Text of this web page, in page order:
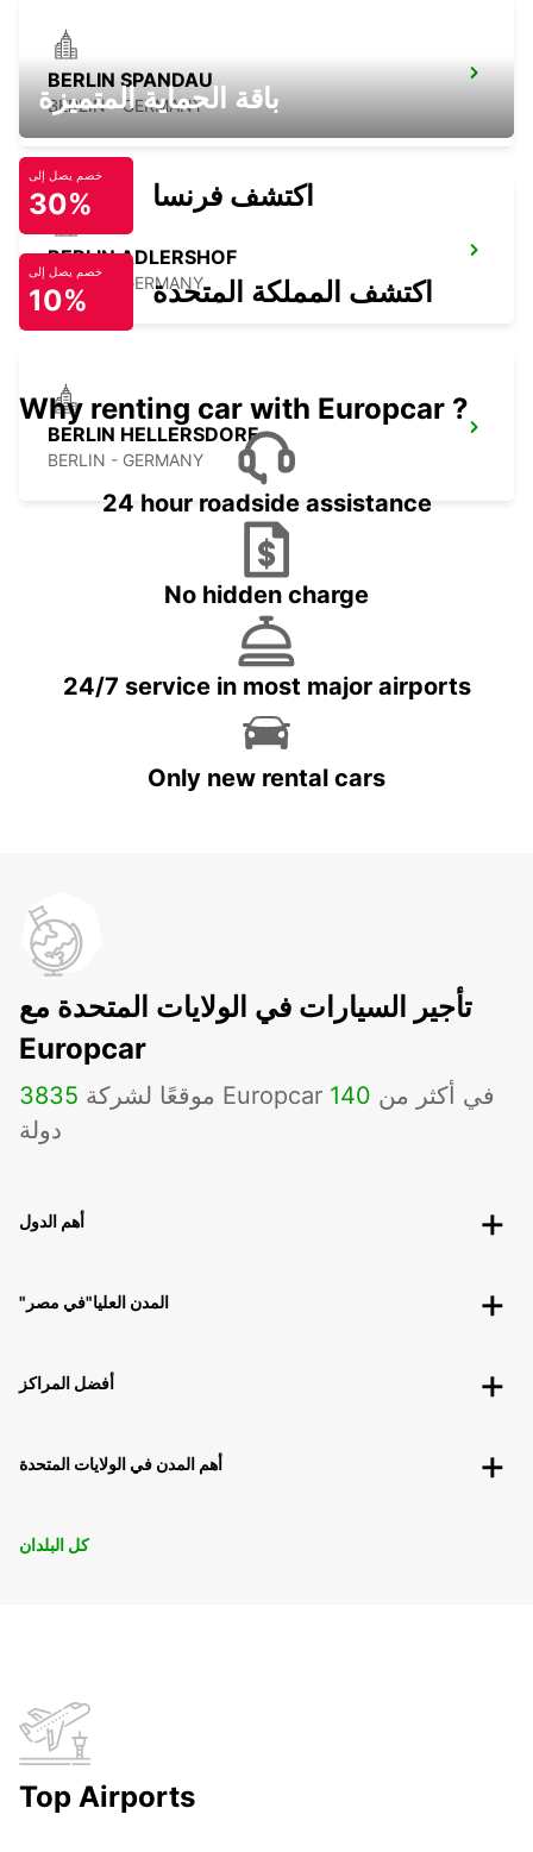
BERLIN SPANDAU
BERLIN - GERMANY
BERLIN ADLERSHOF
BERLIN - GERMANY
BERLIN HELLERSDORF
BERLIN - GERMANY
باقة الحماية المتميزة
خصم يصل إلى
30% اكتشف فرنسا
خصم يصل إلى
10% اكتشف المملكة المتحدة
Why renting car with Europcar ?
24 hour roadside assistance
No hidden charge
24/7 service in most major airports
Only new rental cars
تأجير السيارات في الولايات المتحدة مع
Europcar
3835 موقعًا لشركة Europcar في أكثر من 140
دولة
أهم الدول
"المدن العليا"في مصر
أفضل المراكز
أهم المدن في الولايات المتحدة
كل البلدان
Top Airports